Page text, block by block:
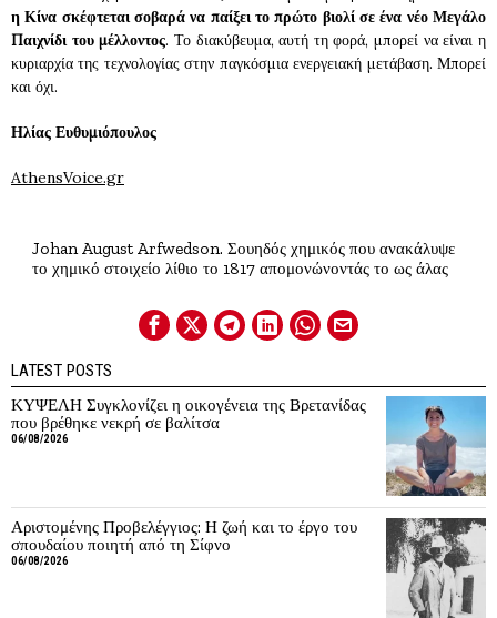
η Κίνα σκέφτεται σοβαρά να παίξει το πρώτο βιολί σε ένα νέο Μεγάλο
Παιχνίδι του μέλλοντος. Το διακύβευμα, αυτή τη φορά, μπορεί να είναι η
κυριαρχία της τεχνολογίας στην παγκόσμια ενεργειακή μετάβαση. Μπορεί
και όχι.
Ηλίας Ευθυμιόπουλος
AthensVoice.gr
Johan August Arfwedson. Σουηδός χημικός που ανακάλυψε
το χημικό στοιχείο λίθιο το 1817 απομονώνοντάς το ως άλας
LATEST POSTS
ΚΥΨΕΛΗ Συγκλονίζει η οικογένεια της Βρετανίδας
που βρέθηκε νεκρή σε βαλίτσα
06/08/2026
Αριστομένης Προβελέγγιος: Η ζωή και το έργο του
σπουδαίου ποιητή από τη Σίφνο
06/08/2026